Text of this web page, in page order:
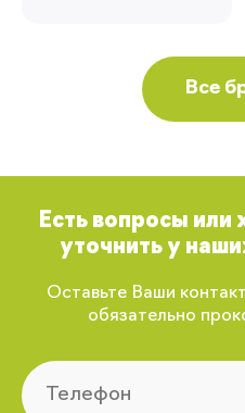
Все
Есть вопросы или
уточнить у
Оставьте Ваши
обязательно